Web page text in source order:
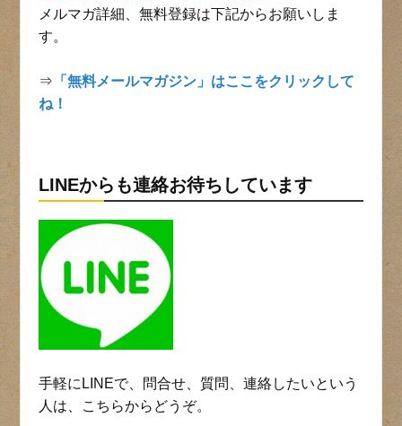
メルマガ詳細、無料登録は下記からお願いしま
す。
⇒ 「無料メールマガジン」はここをクリックして
ね！
LINEからも連絡お待ちしています
手軽にLINEで、問合せ、質問、連絡したいという
人は、こちらからどうぞ。